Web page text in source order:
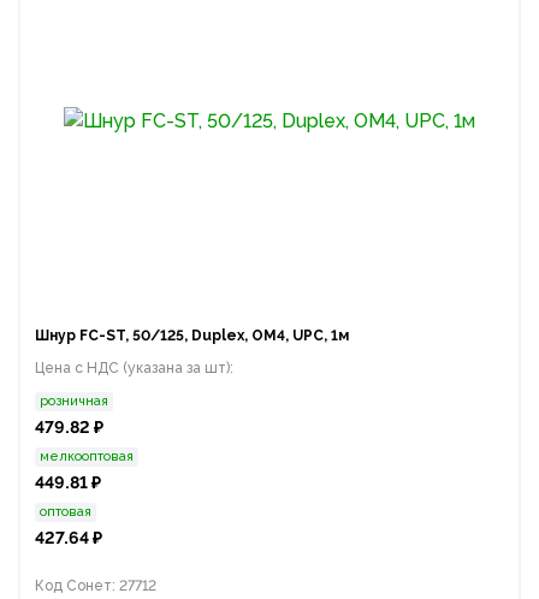
Шнур FC-ST, 50/125, Duplex, OM4, UPC, 1м
Цена с НДС (указана за шт):
розничная
479.82 ₽
мелкооптовая
449.81 ₽
оптовая
427.64 ₽
Код Сонет: 27712